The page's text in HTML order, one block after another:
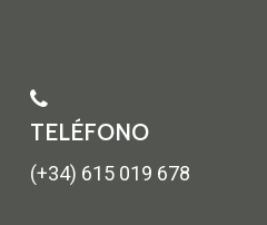
TELÉFONO
(+34) 615 019 678